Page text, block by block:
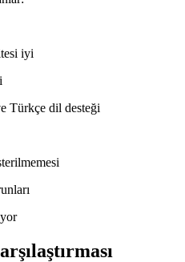
iyi
Türkçe dil desteği